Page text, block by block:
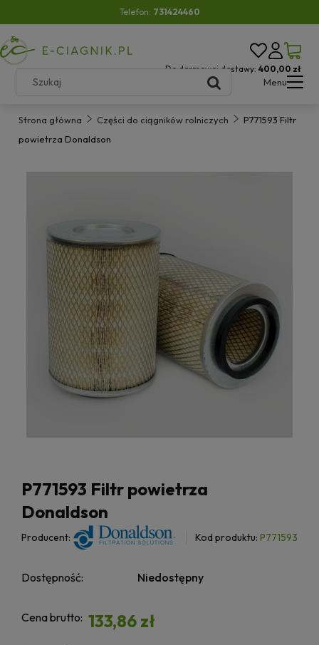
Telefon: 731424460
Do darmowej dostawy: 400,00 zł
Menu
Strona główna Części do ciągników rolniczych
P771593 Filtr
powietrza Donaldson
P771593 Filtr powietrza
Donaldson
Producent: Kod produktu: P771593
Dostępność: Niedostępny
Cena brutto: 133,86 zł